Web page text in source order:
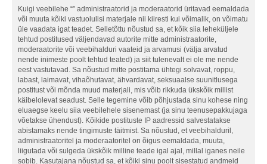
Kuigi veebilehe “” administraatorid ja moderaatorid üritavad eemaldada
või muuta kõiki vastuolulisi materjale nii kiiresti kui võimalik, on võimatu
üle vaadata igat teadet. Selletõttu nõustud sa, et kõik siia leheküljele
tehtud postitused väljendavad autorite mitte administraatorite,
moderaatorite või veebihalduri vaateid ja arvamusi (välja arvatud
nende inimeste poolt tehtud teated) ja siit tulenevalt ei ole me nende
eest vastutavad. Sa nõustud mitte postitama ühtegi solvavat, roppu,
labast, laimavat, vihaõhutavat, ähvardavat, seksuaalse suunitlusega
postitust või mõnda muud materjali, mis võib rikkuda ükskõik millist
käibelolevat seadust. Selle tegemine võib põhjustada sinu kohese ning
eluaegse keelu siia veebilehele sisenemast (ja sinu teenusepakkujaga
võetakse ühendust). Kõikide postituste IP aadressid salvestatakse
abistamaks nende tingimuste täitmist. Sa nõustud, et veebihalduril,
administraatoritel ja moderaatoritel on õigus eemaldada, muuta,
liigutada või sulgeda ükskõik milline teade igal ajal, millal iganes neile
sobib. Kasutajana nõustud sa, et kõiki sinu poolt sisestatud andmeid